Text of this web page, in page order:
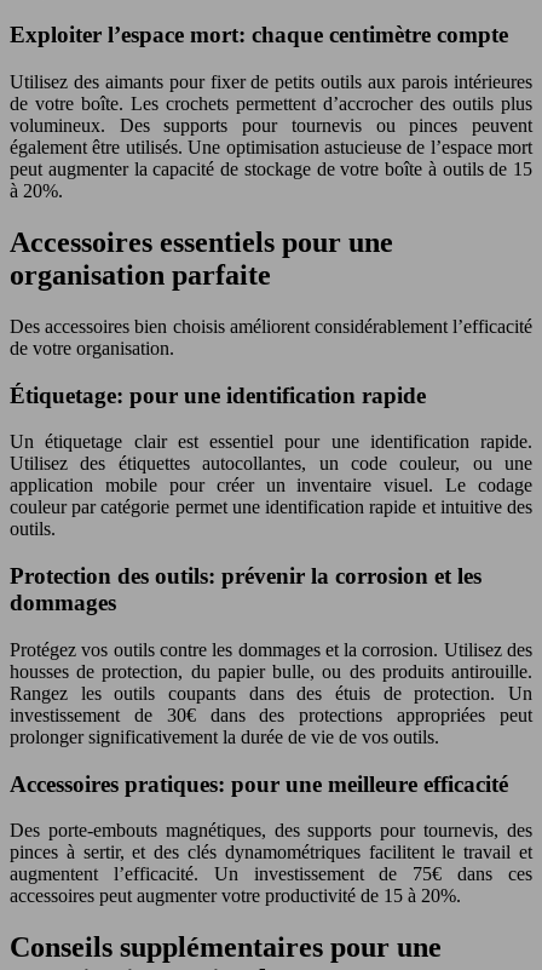
Exploiter l’espace mort: chaque centimètre compte
Utilisez des aimants pour fixer de petits outils aux parois intérieures
de votre boîte. Les crochets permettent d’accrocher des outils plus
volumineux. Des supports pour tournevis ou pinces peuvent
également être utilisés. Une optimisation astucieuse de l’espace mort
peut augmenter la capacité de stockage de votre boîte à outils de 15
à 20%.
Accessoires essentiels pour une
organisation parfaite
Des accessoires bien choisis améliorent considérablement l’efficacité
de votre organisation.
Étiquetage: pour une identification rapide
Un étiquetage clair est essentiel pour une identification rapide.
Utilisez des étiquettes autocollantes, un code couleur, ou une
application mobile pour créer un inventaire visuel. Le codage
couleur par catégorie permet une identification rapide et intuitive des
outils.
Protection des outils: prévenir la corrosion et les
dommages
Protégez vos outils contre les dommages et la corrosion. Utilisez des
housses de protection, du papier bulle, ou des produits antirouille.
Rangez les outils coupants dans des étuis de protection. Un
investissement de 30€ dans des protections appropriées peut
prolonger significativement la durée de vie de vos outils.
Accessoires pratiques: pour une meilleure efficacité
Des porte-embouts magnétiques, des supports pour tournevis, des
pinces à sertir, et des clés dynamométriques facilitent le travail et
augmentent l’efficacité. Un investissement de 75€ dans ces
accessoires peut augmenter votre productivité de 15 à 20%.
Conseils supplémentaires pour une